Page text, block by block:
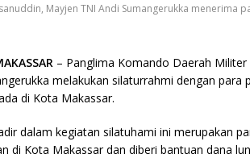
Mayjen TNI Andi Sumangerukka menerima
– Panglima Komando Daerah
melakukan silaturrahmi dengan para
di Kota Makassar.
dalam kegiatan silatuhami ini merupakan
di Kota Makassar dan diberi bantuan dana